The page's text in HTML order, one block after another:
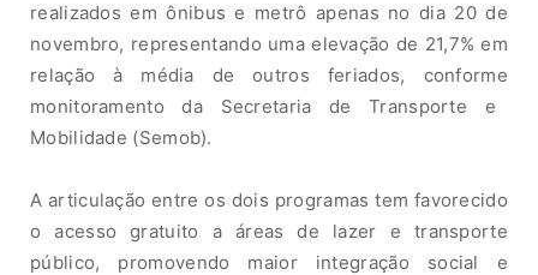
realizadosem ônibus e metrô apenas no dia 20de
novembro, representando uma elevação de 21,7%em
relação à média de outros feriados, conforme
monitoramento da Secretaria de Transporte e
Mobilidade (Semob).
Aarticulação entre os dois programastem favorecido
oacesso gratuito a áreasde lazer e transporte
público, promovendo maior integração social
e